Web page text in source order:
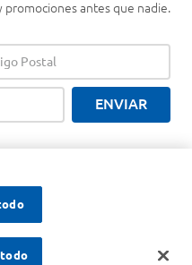
promociones antes que nadie.
ENVIAR
todo